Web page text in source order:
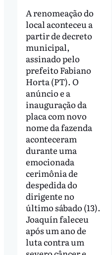
A renomeação do
local aconteceu a
partir de decreto
municipal,
assinado pelo
prefeito Fabiano
Horta (PT). O
anúncio e a
inauguração da
placa com novo
nome da fazenda
aconteceram
durante uma
emocionada
cerimônia de
despedida do
dirigente no
último sábado (13).
Joaquín faleceu
após um ano de
luta contra um